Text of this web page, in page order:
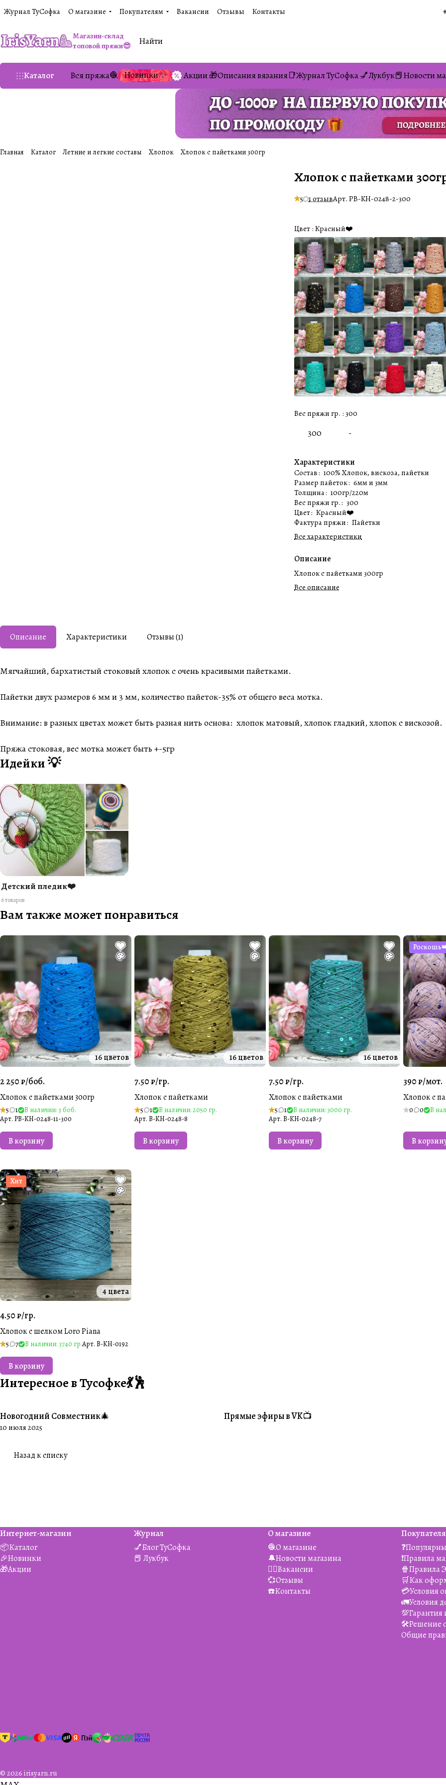
Журнал ТуСофка О магазине Покупателям Вакансии Отзывы Контакты
Магазин-склад
топовой пряжи😎
Каталог Вся пряжа🧶 Новинки ✨ Акции 🎁Описания вязания📑Журнал ТуСофка 💅Лукбук📕Новости
Главная Каталог Летние и легкие составы Хлопок Хлопок с пайетками 300гр
Хлопок с пайетками
5 1 отзывАрт.PB-KH-0248-2-300
Цвет :Красный❤️
Вес пряжи гр. :300
300 -
Характеристики
Состав: 100% Хлопок, вискоза, пайетки
Размер пайеток: 6мм и 3мм
Толщина: 100гр/220м
Вес пряжи гр.: 300
Цвет: Красный❤️
Фактура пряжи: Пайетки
Все характеристики
Описание
Хлопок с пайетками 300гр
Все описание
Описание Характеристики Отзывы (1)
Мягчайший, бархатистый стоковый хлопок с очень красивыми пайетками.
Пайетки двух размеров 6 мм и 3 мм, количество пайеток-35% от общего веса мотка.
Внимание: в разных цветах может быть разная нить основа: хлопок матовый, хлопок гладкий, хлопок с вискозой.
Пряжа стоковая, вес мотка может быть +-5гр
Идейки 💡
Детский пледик❤️
6 товаров
Вам также может понравиться
16 цветов
2 250 ₽/боб.
Хлопок с пайетками 300гр
5 1
В наличии: 3 боб.
Арт. PB-KH-0248-11-300
В корзину
16 цветов
7.50 ₽/гр.
Хлопок с пайетками
5 1
В наличии: 2050 гр.
Арт. B-KH-0248-8
В корзину
16 цветов
7.50 ₽/гр.
Хлопок с пайетками
5 1
В наличии: 3000 гр.
Арт. B-KH-0248-7
В корзину
390 ₽/мот.
Хлопок с
0 0 В
В
Хит
4 цвета
4.50 ₽/гр.
Хлопок с шелком Loro Piana
5 7 В наличии: 3740 гр.Арт. B-KH-0192
В корзину
Интересное в Тусофке💃🕺
#Совместники
Новогодний Совместник🎄
10 июля 2025
#Житуха
Прямые эфиры в VK📺
Назад к списку
Интернет-магазин
📦Каталог
🎉Новинки
🎁Акции
Журнал
💅Блог ТуСофка
📕 Лукбук
О магазине
🧶О магазине
🔔Новости магазина
👯‍♀️Вакансии
💞Отзывы
☎️Контакты
❗️Правила
🍿Правила
🛒Как
💳Условия
🚛Условия
💯Гарантия
🛠️Решение
Общие
© 2026 irisyarn.ru